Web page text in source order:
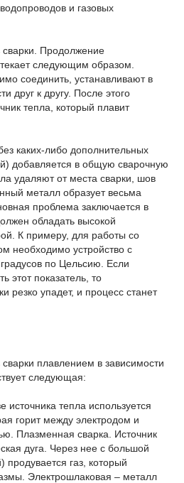
и газовых
Продолжение
следующим образом.
соединить, устанавливают в
друг к другу. После этого
тепла, который плавит
каких-либо дополнительных
добавляется в общую сварочную
удаляют от места сварки, шов
металл образует весьма
проблема заключается в
обладать высокой
К примеру, для работы со
необходимо устройство с
по Цельсию. Если
этот показатель, то
резко упадет, и процесс станет
плавлением в зависимости
следующая:
источника тепла используется
горит между электродом и
Плазменная сварка. Источник
дуга. Через нее с большой
продувается газ, который
Электрошлаковая – металл